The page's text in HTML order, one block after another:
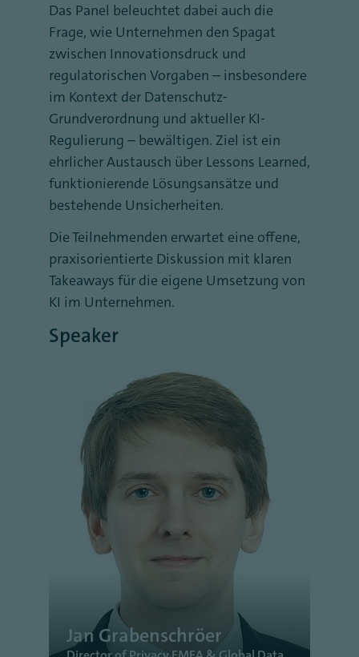
Das Panel beleuchtet dabei auch die
Frage, wie Unternehmen den Spagat
zwischen Innovationsdruck und
regulatorischen Vorgaben – insbesondere
im Kontext der Datenschutz-
Grundverordnung und aktueller KI-
Regulierung – bewältigen. Ziel ist ein
ehrlicher Austausch über Lessons Learned,
funktionierende Lösungsansätze und
bestehende Unsicherheiten.
Die Teilnehmenden erwartet eine offene,
praxisorientierte Diskussion mit klaren
Takeaways für die eigene Umsetzung von
KI im Unternehmen.
Speaker
Jan Grabenschröer